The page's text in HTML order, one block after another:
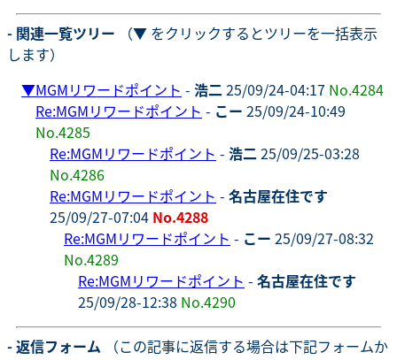
- 関連一覧ツリー （▼ をクリックするとツリーを一括表示
します）
▼MGMリワードポイント - 浩二25/09/24-04:17 No.4284
Re:MGMリワードポイント - こー 25/09/24-10:49
No.4285
Re:MGMリワードポイント - 浩二25/09/25-03:28
No.4286
Re:MGMリワードポイント - 名古屋在住です
25/09/27-07:04 No.4288
Re:MGMリワードポイント - こー 25/09/27-08:32
No.4289
Re:MGMリワードポイント - 名古屋在住です
25/09/28-12:38 No.4290
- 返信フォーム （この記事に返信する場合は下記フォームか